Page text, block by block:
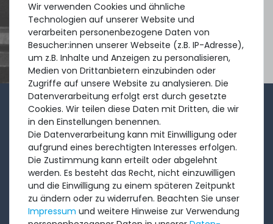
1-2x im Monat sendet André aus dem Vertriebsteam
eine kurze, knackige Mail mit Angeboten, neu
eingetroffenen Produkten und Informationen, die Sie
interessieren könnten. Probieren Sie's!
Abonnieren
Wir verwenden Cookies und ähnliche
Technologien auf unserer Website und
verarbeiten personenbezogene Daten von
Besucher:innen unserer Webseite (z.B. IP-Adresse),
um z.B. Inhalte und Anzeigen zu personalisieren,
Medien von Drittanbietern einzubinden oder
Zugriffe auf unsere Website zu analysieren. Die
Datenverarbeitung erfolgt erst durch gesetzte
Cookies. Wir teilen diese Daten mit Dritten, die wir
in den Einstellungen benennen.
Die Datenverarbeitung kann mit Einwilligung oder
aufgrund eines berechtigten Interesses erfolgen.
Die Zustimmung kann erteilt oder abgelehnt
werden. Es besteht das Recht, nicht einzuwilligen
und die Einwilligung zu einem späteren Zeitpunkt
zu ändern oder zu widerrufen. Beachten Sie unser
Impressum und weitere Hinweise zur Verwendung